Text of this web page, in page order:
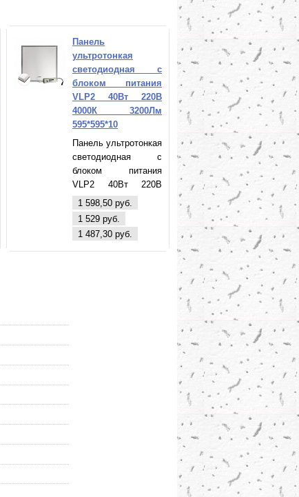
Панель
ультротонкая
светодиодная с
блоком питания
VLP2 40Вт 220В
4000К 3200Лм
595*595*10
Панель ультротонкая
светодиодная с
блоком питания
VLP2 40Вт 220В
4000К 3200Лм
(595*595*10) (VLP2-
40-4000) VKL electric
1 598,50 руб.
1 529 руб.
1 487,30 руб.